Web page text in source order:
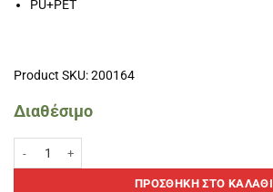
PU+PET
Product SKU: 200164
Διαθέσιμο
ΠΡΟΣΘΉΚΗ ΣΤΟ ΚΑΛΆΘΙ